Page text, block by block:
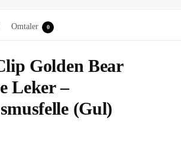
Omtaler 0
Golden Bear
Leker –
(Gul)